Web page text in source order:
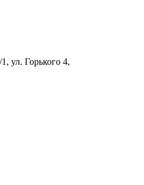
ул. Горького 4,